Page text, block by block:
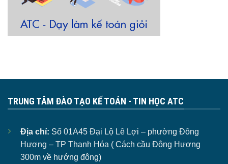
TRUNG TÂM ĐÀO TẠO KẾ TOÁN - TIN HỌC ATC
Địa chỉ: Số 01A45 Đại Lộ Lê Lợi – phường Đông
Hương – TP Thanh Hóa ( Cách cầu Đông Hương
300m về hướng đông)